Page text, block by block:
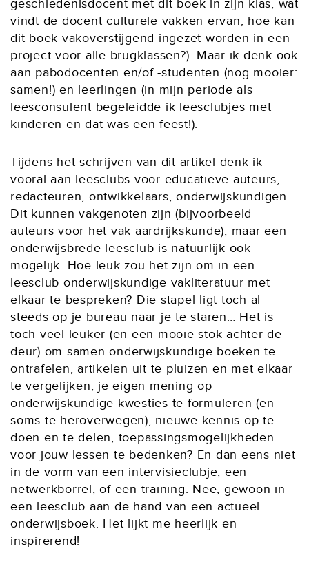
geschiedenisdocent met dit boek in zijn klas, wat
vindt de docent culturele vakken ervan, hoe kan
dit boek vakoverstijgend ingezet worden in een
project voor alle brugklassen?). Maar ik denk ook
aan pabodocenten en/of -studenten (nog mooier:
samen!) en leerlingen (in mijn periode als
leesconsulent begeleidde ik leesclubjes met
kinderen en dat was een feest!).
Tijdens het schrijven van dit artikel denk ik
vooral aan leesclubs voor educatieve auteurs,
redacteuren, ontwikkelaars, onderwijskundigen.
Dit kunnen vakgenoten zijn (bijvoorbeeld
auteurs voor het vak aardrijkskunde), maar een
onderwijsbrede leesclub is natuurlijk ook
mogelijk. Hoe leuk zou het zijn om in een
leesclub onderwijskundige vakliteratuur met
elkaar te bespreken? Die stapel ligt toch al
steeds op je bureau naar je te staren… Het is
toch veel leuker (en een mooie stok achter de
deur) om samen onderwijskundige boeken te
ontrafelen, artikelen uit te pluizen en met elkaar
te vergelijken, je eigen mening op
onderwijskundige kwesties te formuleren (en
soms te heroverwegen), nieuwe kennis op te
doen en te delen, toepassingsmogelijkheden
voor jouw lessen te bedenken? En dan eens niet
in de vorm van een intervisieclubje, een
netwerkborrel, of een training. Nee, gewoon in
een leesclub aan de hand van een actueel
onderwijsboek. Het lijkt me heerlijk en
inspirerend!